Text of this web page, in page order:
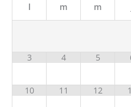
l m m
3 4 5
10 11 12